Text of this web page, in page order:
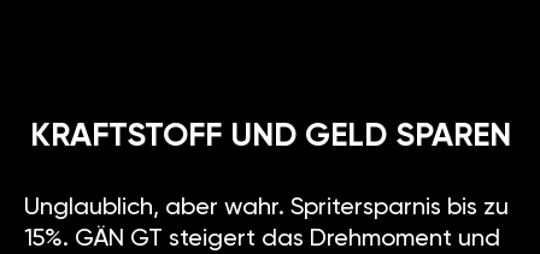
KRAFTSTOFF UND GELD SPAREN
Unglaublich, aber wahr. Spritersparnis bis zu
15%. GÄN GT steigert das Drehmoment und